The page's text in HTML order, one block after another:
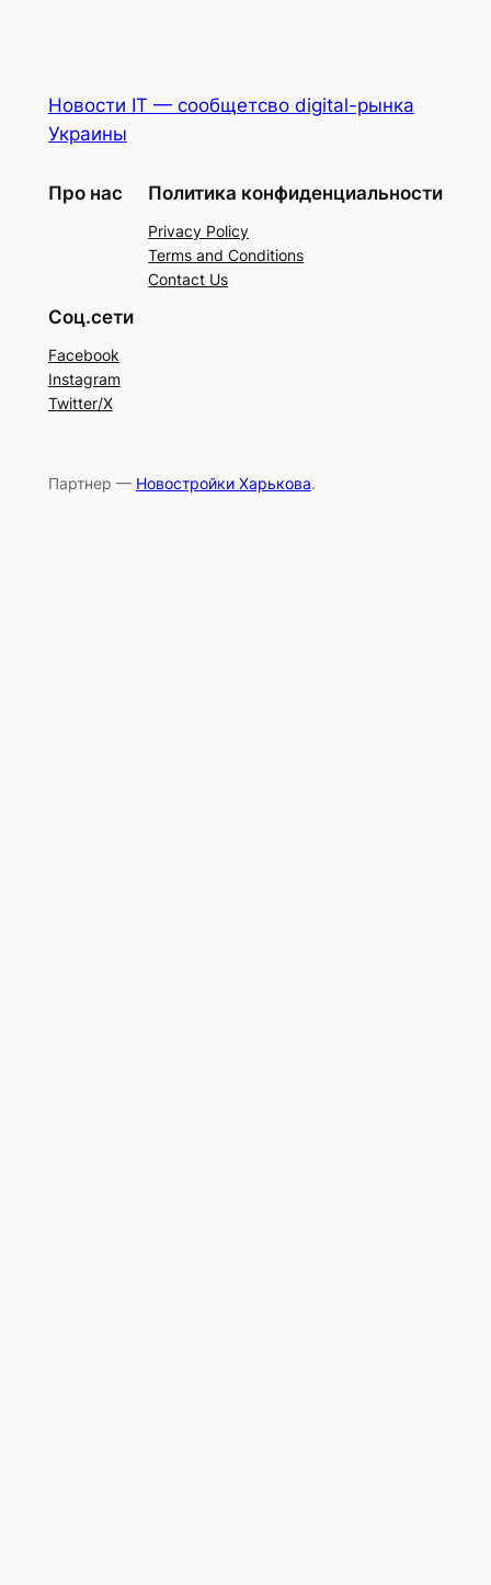
Новости IT — сообщетсво digital-рынка
Украины
Про нас Политика конфиденциальности
Privacy Policy
Terms and Conditions
Contact Us
Соц.сети
Facebook
Instagram
Twitter/X
Партнер — Новостройки Харькова.